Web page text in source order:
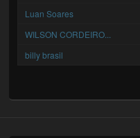
Luan Soares
WILSON CORDEIRO...
billy brasil